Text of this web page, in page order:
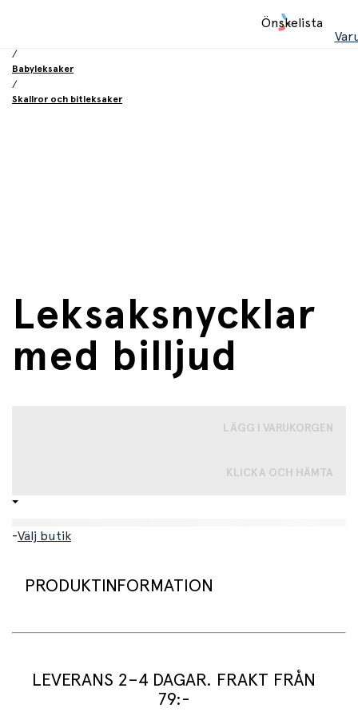
Önskelista
/
Babyleksaker
/
Skallror och bitleksaker
Leksaksnycklar
med billjud
LÄGG I VARUKORGEN
KLICKA OCH HÄMTA
-Välj butik
PRODUKTINFORMATION
Coola leksaksnycklar för baby med fyra roliga billjud.
B-toys anser att barn måste vara barn och är inte
LEVERANS 2–4 DAGAR. FRAKT FRÅN
79:-